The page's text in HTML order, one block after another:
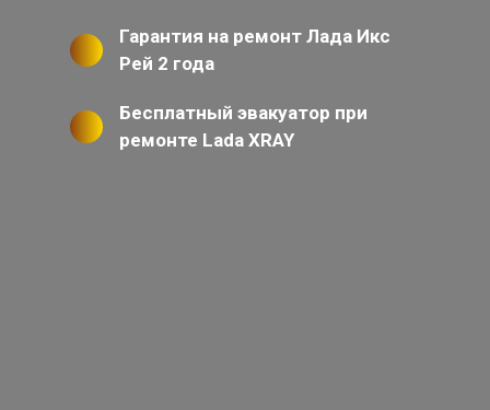
Гарантия на ремонт Лада Икс
Рей 2 года
Бесплатный эвакуатор при
ремонте Lada XRAY